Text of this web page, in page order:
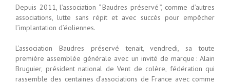
Depuis 2011, l’association “ Baudres préservé ”, comme d’autres
associations, lutte sans répit et avec succès pour empêcher
l’implantation d’éoliennes.
L’association Baudres préservé tenait, vendredi, sa toute
première assemblée générale avec un invité de marque : Alain
Bruguier, président national de Vent de colère, fédération qui
rassemble des centaines d’associations de France avec comme